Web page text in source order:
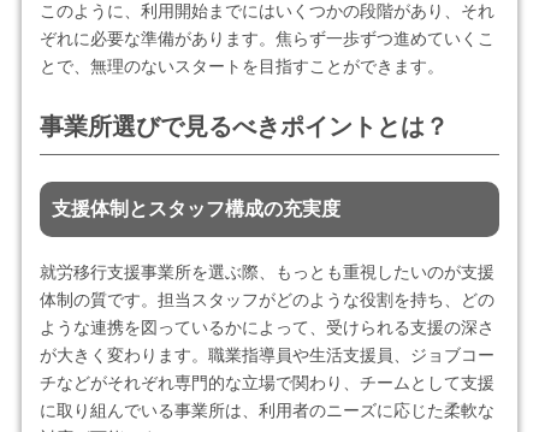
このように、利用開始までにはいくつかの段階があり、それ
ぞれに必要な準備があります。焦らず一歩ずつ進めていくこ
とで、無理のないスタートを目指すことができます。
事業所選びで見るべきポイントとは？
支援体制とスタッフ構成の充実度
就労移行支援事業所を選ぶ際、もっとも重視したいのが支援
体制の質です。担当スタッフがどのような役割を持ち、どの
ような連携を図っているかによって、受けられる支援の深さ
が大きく変わります。職業指導員や生活支援員、ジョブコー
チなどがそれぞれ専門的な立場で関わり、チームとして支援
に取り組んでいる事業所は、利用者のニーズに応じた柔軟な